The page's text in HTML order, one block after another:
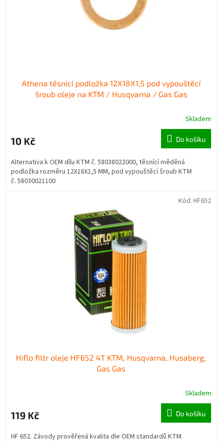
Athena těsnící podložka 12X18X1,5 pod vypouštěcí
šroub oleje na KTM / Husqvarna / Gas Gas
Skladem
10 Kč Do košíku
Alternativa k OEM dílu KTM č. 58038022000, těsnící měděná
podložka rozměru 12X18X1,5 MM, pod vypouštěcí šroub KTM
č. 58030021100
Hiflo filtr oleje HF652 4T KTM, Husqvarna, Husaberg,
Gas Gas
Skladem
119 Kč Do košíku
HF 652. Závody prověřená kvalita dle OEM standardů KTM.
Kód: HF652